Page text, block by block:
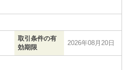
取引条件の有
効期限
2026年08月20日